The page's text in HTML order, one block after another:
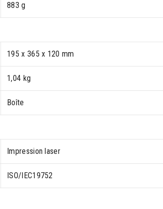
883 g
195 x 365 x 120 mm
1,04 kg
Boîte
Impression laser
ISO/IEC19752